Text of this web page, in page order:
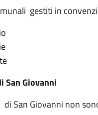
gestiti in
Giovanni
San Giovanni non